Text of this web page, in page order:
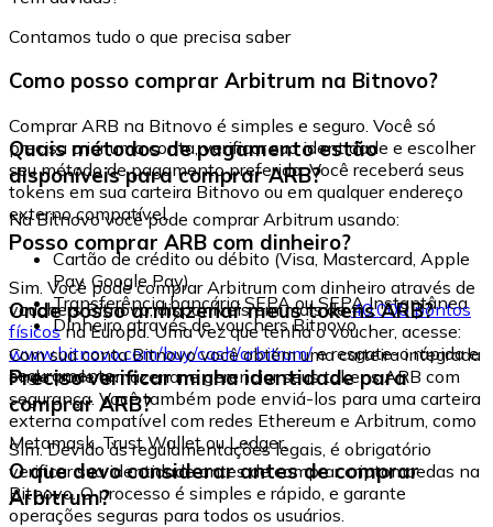
Contamos tudo o que precisa saber
Como posso comprar Arbitrum na Bitnovo?
Comprar ARB na Bitnovo é simples e seguro. Você só
precisa criar uma conta, verificar sua identidade e escolher
seu método de pagamento preferido. Você receberá seus
tokens em sua carteira Bitnovo ou em qualquer endereço
externo compatível.
Quais métodos de pagamento estão
disponíveis para comprar ARB?
Na Bitnovo você pode comprar Arbitrum usando:
Cartão de crédito ou débito (Visa, Mastercard, Apple
Pay, Google Pay)
Transferência bancária SEPA ou SEPA Instantânea
Dinheiro através de vouchers Bitnovo
Posso comprar ARB com dinheiro?
Sim. Você pode comprar Arbitrum com dinheiro através de
vouchers Bitnovo, disponíveis em mais de40.000 pontos
físicosna Europa. Uma vez que tenha o voucher, acesse:
www.bitnovo.com/buy/cash/arbitrum/e resgate-o rápida e
seguramente.
Onde posso armazenar meus tokens ARB?
Com sua conta Bitnovo você obtém uma carteira integrada
onde pode armazenar e gerenciar seus tokens ARB com
segurança. Você também pode enviá-los para uma carteira
externa compatível com redes Ethereum e Arbitrum, como
Metamask, Trust Wallet ou Ledger.
Preciso verificar minha identidade para
comprar ARB?
Sim. Devido às regulamentações legais, é obrigatório
verificar sua identidade antes de comprar criptomoedas na
Bitnovo. O processo é simples e rápido, e garante
operações seguras para todos os usuários.
O que devo considerar antes de comprar
Arbitrum?